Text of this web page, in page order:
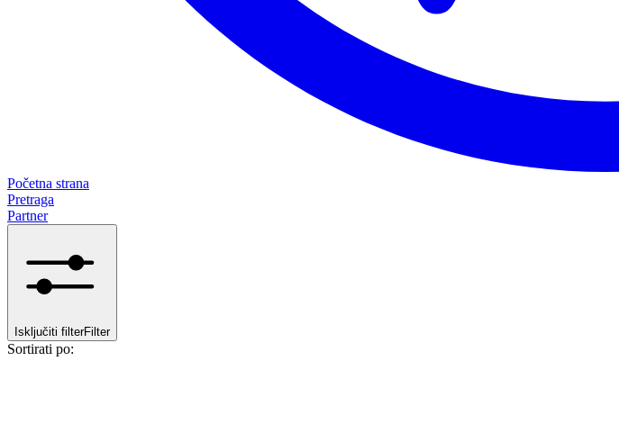
Početna strana
Pretraga
Partner
Isključiti filterFilter
Sortirati po: